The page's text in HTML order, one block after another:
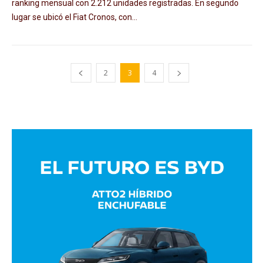
ranking mensual con 2.212 unidades registradas. En segundo
lugar se ubicó el Fiat Cronos, con...
2 3 4